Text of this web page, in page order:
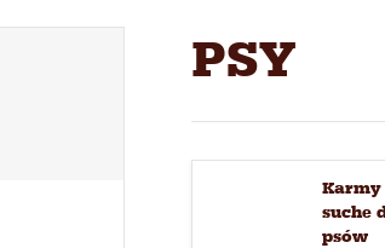
PSY
Karmy
suche
psów